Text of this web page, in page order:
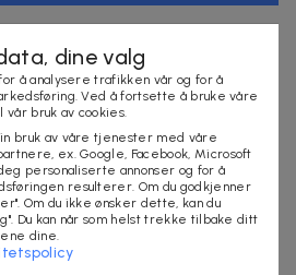
med innebygd fløyte
mot UVA-/UVB-stråling
på sidene
arbeidsdager
dine valg
å analysere trafikken vår og for å
Ved å fortsette å bruke våre
bruk av cookies.
bruk av våre tjenester med våre
ex. Google, Facebook, Microsoft
personaliserte annonser og for å
resulterer. Om du godkjenner
Om du ikke ønsker dette, kan du
Du kan når som helst trekke tilbake ditt
dine.